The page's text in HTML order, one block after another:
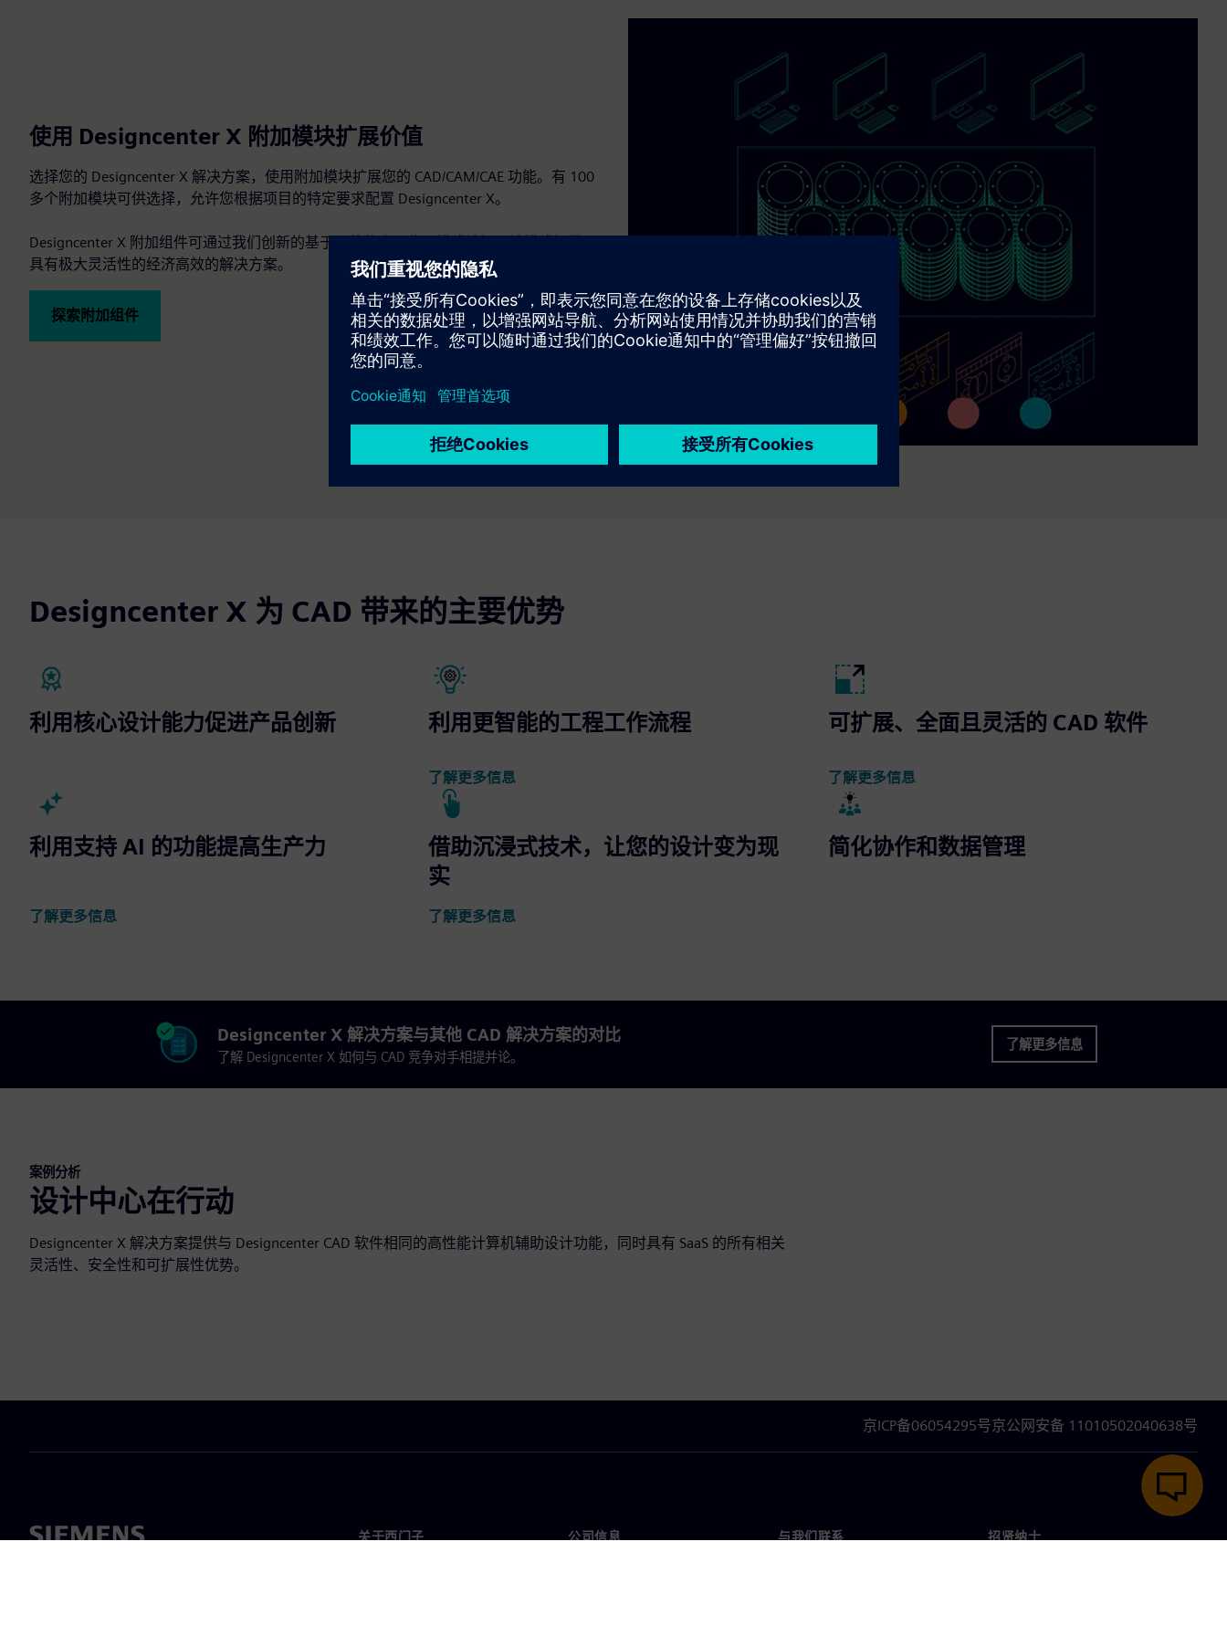
使用 Designcenter X 附加模块扩展价值
选择您的 Designcenter X 解决方案，使用附加模块扩展您的 CAD/CAM/CAE 功能。有 100
多个附加模块可供选择，允许您根据项目的特定要求配置 Designcenter X。
Designcenter X 附加组件可通过我们创新的基于价值的许可代币模式访问，该模式提供了
具有极大灵活性的经济高效的解决方案。
探索附加组件
Designcenter X 为 CAD 带来的主要优势
利用核心设计能力促进产品创新 利用更智能的工程工作流程
了解更多信息
可扩展、全面且灵活的 CAD 软件
了解更多信息
利用支持 AI 的功能提高生产力
了解更多信息
借助沉浸式技术，让您的设计变为现
实
了解更多信息
简化协作和数据管理
Designcenter X 解决方案与其他 CAD 解决方案的对比
了解 Designcenter X 如何与 CAD 竞争对手相提并论。
了解更多信息
案例分析
设计中心在行动
Designcenter X 解决方案提供与 Designcenter CAD 软件相同的高性能计算机辅助设计功能，同时具有 SaaS 的所有相关
灵活性、安全性和可扩展性优势。
京ICP备06054295号京公网安备 11010502040638号
关于西门子 公司信息 与我们联系 招贤纳士